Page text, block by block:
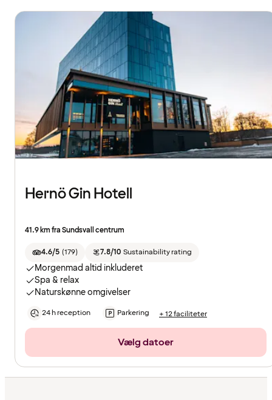
Hernö Gin Hotell
41.9 km fra Sundsvall centrum
4.6/5 (179) 7.8/10 Sustainability rating
Morgenmad altid inkluderet
Spa & relax
Naturskønne omgivelser
24 h reception Parkering + 12 faciliteter
Vælg datoer